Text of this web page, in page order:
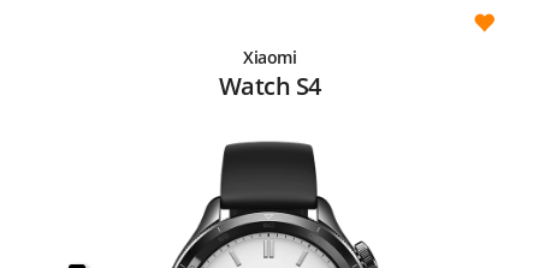
Xiaomi
Watch S4